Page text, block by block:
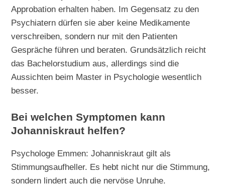
Approbation erhalten haben. Im Gegensatz zu den
Psychiatern dürfen sie aber keine Medikamente
verschreiben, sondern nur mit den Patienten
Gespräche führen und beraten. Grundsätzlich reicht
das Bachelorstudium aus, allerdings sind die
Aussichten beim Master in Psychologie wesentlich
besser.
Bei welchen Symptomen kann
Johanniskraut helfen?
Psychologe Emmen: Johanniskraut gilt als
Stimmungsaufheller. Es hebt nicht nur die Stimmung,
sondern lindert auch die nervöse Unruhe.